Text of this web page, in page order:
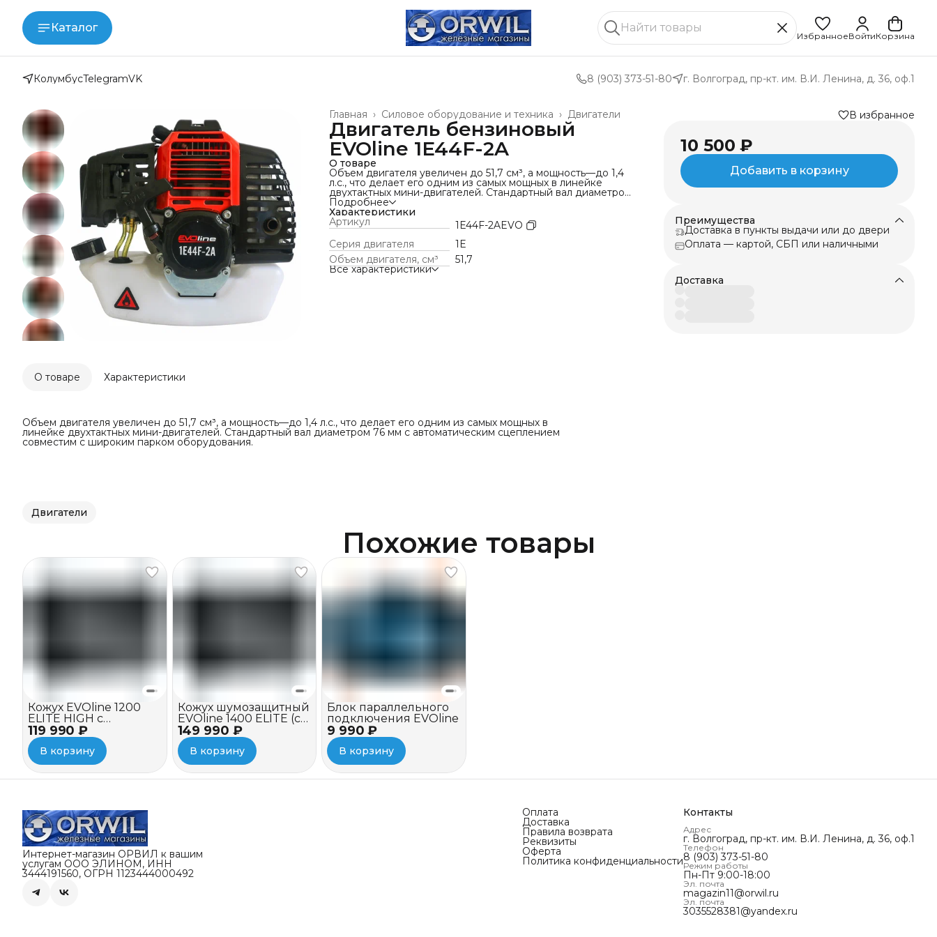
Каталог
ИзбранноеВойтиКорзина
КолумбусTelegramVK 8 (903) 373-51-80 г. Волгоград, пр-кт. им. В.И. Ленина, д. 36, оф.1
Двигатели
Силовое оборудование и техника ›
Главная ›
Двигатель бензиновый
EVOline 1E44F-2A
О товаре
Объем двигателя увеличен до 51,7 см³, а мощность—до 1,4
л.с., что делает его одним из самых мощных в линейке
двухтактных мини-двигателей. Стандартный вал диаметром
76 мм с автоматическим сцеплением совместим с широким
парком оборудования.
Подробнее
Характеристики
Артикул
1E44F-2AEVO
Серия двигателя
1E
Объем двигателя, cм³
51,7
Все характеристики
В избранное
10 500 ₽
Добавить в корзину
Преимущества
Доставка в пункты выдачи или до двери
Оплата — картой, СБП или наличными
Доставка
О товаре Характеристики
Объем двигателя увеличен до 51,7 см³, а мощность—до 1,4 л.с., что делает его одним из самых мощных в
линейке двухтактных мини-двигателей. Стандартный вал диаметром 76 мм с автоматическим сцеплением
совместим с широким парком оборудования.
Двигатели
Похожие товары
119 990 ₽
Кожух EVOline 1200
ELITE HIGH c
вентилятором
В корзину
149 990 ₽
Кожух шумозащитный
EVOline 1400 ELITE (c
вентилятором)
В корзину
9 990 ₽
Блок параллельного
подключения EVOline
В корзину
Интернет-магазин ОРВИЛ к вашим
услугам ООО ЭЛИНОМ, ИНН
3444191560, ОГРН 1123444000492
Оплата
Доставка
Правила возврата
Реквизиты
Оферта
Политика конфиденциальности
Контакты
Адрес
г. Волгоград, пр-кт. им. В.И. Ленина, д. 36, оф.1
Телефон
8 (903) 373-51-80
Режим работы
Пн-Пт 9:00-18:00
Эл. почта
magazin11@orwil.ru
Эл. почта
3035528381@yandex.ru